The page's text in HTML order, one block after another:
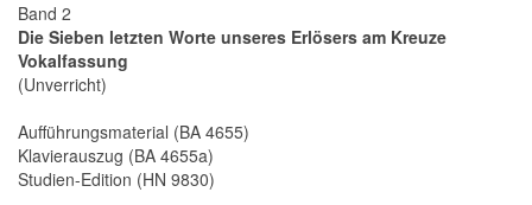
Band 2
Die Sieben letzten Worte unseres Erlösers am Kreuze
Vokalfassung
(Unverricht)
Aufführungsmaterial (BA 4655)
Klavierauszug (BA 4655a)
Studien-Edition (HN 9830)